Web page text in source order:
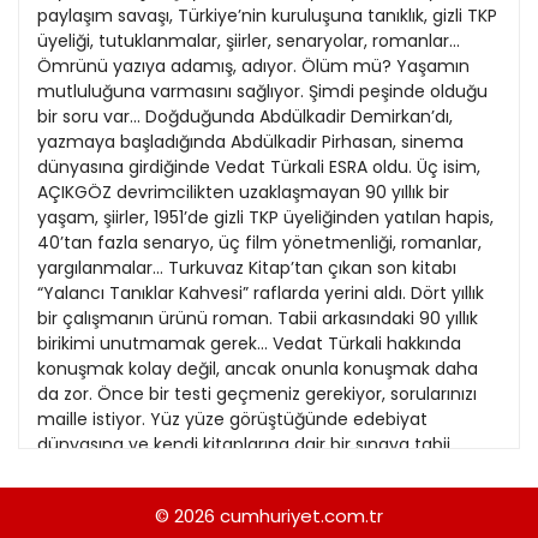
Kitap Eki
Özel Ekler
Özel Okullar
Sevgililer Günü
Siyaset Eki
Sürdürülebilir yaşam
Turizm Eki
Yerel Yönetimler
© 2026 cumhuriyet.com.tr